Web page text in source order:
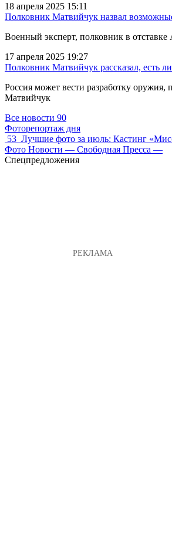
18 апреля 2025 15:11
Полковник Матвийчук назвал
Военный эксперт, полковник в
17 апреля 2025 19:27
Полковник Матвийчук рассказал, есть
Россия может вести разработку
Матвийчук
Все новости 90
Фоторепортаж дня
53 Лучшие фото за июль: Кастинг
Фото Новости — Свободная Пресса —
Спецпредложения